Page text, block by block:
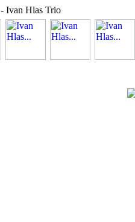
- Ivan Hlas Trio